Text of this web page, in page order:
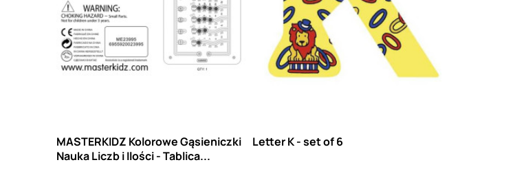
MASTERKIDZ Kolorowe Gąsieniczki
Nauka Liczb i Ilości - Tablica...
Letter K - set of 6